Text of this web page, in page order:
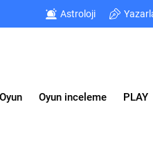
Astroloji
Oyun Oyun inceleme PLAY